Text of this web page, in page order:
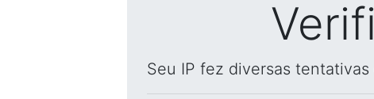
Seu IP fez diversas